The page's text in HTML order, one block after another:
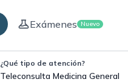
Exámenes Nuevo
¿Qué tipo de atención?
Teleconsulta Medicina General